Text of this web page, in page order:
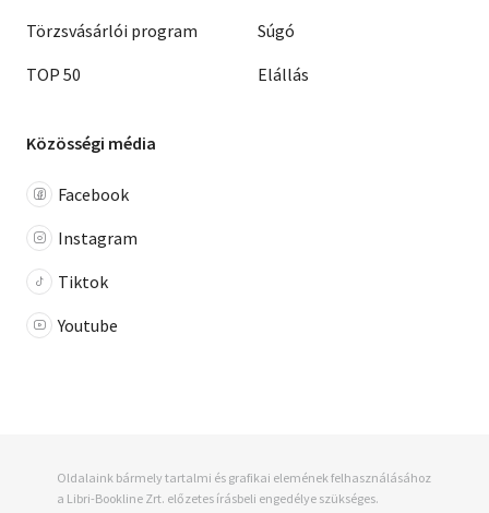
Törzsvásárlói program
TOP 50
Súgó
Elállás
Közösségi média
Facebook
Instagram
Tiktok
Youtube
Oldalaink bármely tartalmi és grafikai elemének felhasználásához
a Libri-Bookline Zrt. előzetes írásbeli engedélye szükséges.